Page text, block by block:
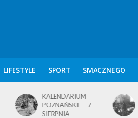
LIFESTYLE SPORT SMACZNEGO
KALENDARIUM
POZNAŃSKIE – 7
SIERPNIA